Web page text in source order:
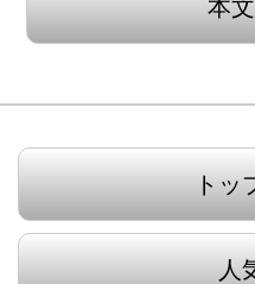
本
トッ
人